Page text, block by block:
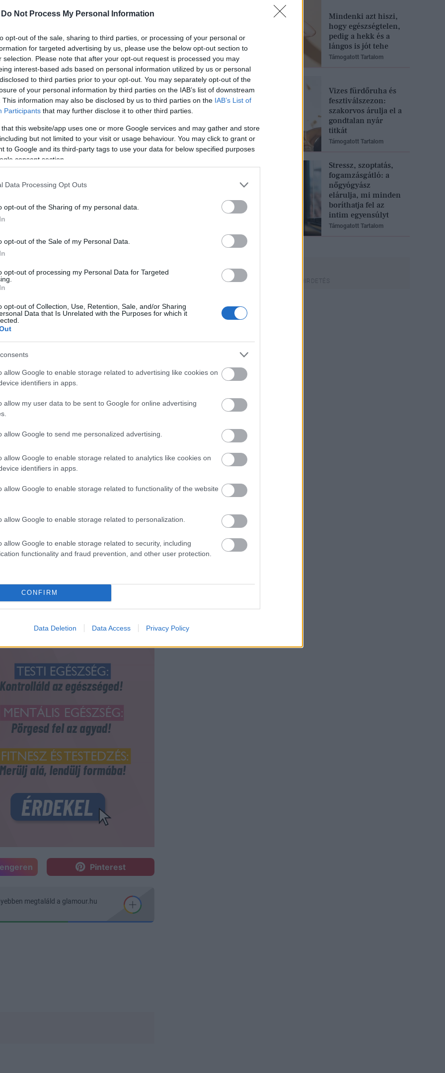
Do Not Process My Personal Information
opt-out of the sale, sharing to third parties, or processing of your personal or
for targeted advertising by us, please use the below opt-out section to
selection. Please note that after your opt-out request is processed you may
interest-based ads based on personal information utilized by us or personal
to third parties prior to your opt-out. You may separately opt-out of the
of your personal information by third parties on the IAB’s list of downstream
This information may also be disclosed by us to third parties on the IAB’s List of
Participants that may further disclose it to other third parties.
that this website/app uses one or more Google services and may gather and store
but not limited to your visit or usage behaviour. You may click to grant or
to Google and its third-party tags to use your data for below specified purposes
consent section.
Data Processing Opt Outs
opt-out of the Sharing of my personal data.
opt-out of the Sale of my Personal Data.
opt-out of processing my Personal Data for Targeted
opt-out of Collection, Use, Retention, Sale, and/or Sharing
Data that Is Unrelated with the Purposes for which it
allow Google to enable storage related to advertising like cookies on
identifiers in apps.
allow my user data to be sent to Google for online advertising
allow Google to send me personalized advertising.
allow Google to enable storage related to analytics like cookies on
identifiers in apps.
allow Google to enable storage related to functionality of the website
allow Google to enable storage related to personalization.
allow Google to enable storage related to security, including
functionality and fraud prevention, and other user protection.
CONFIRM
Data Deletion Data Access Privacy Policy
a szakmai teljesítményed alapján
aki mer más lenni, mint az
az elején tisztázzátok a
át kell gondolnod a
sokkal sikeresebb lehetsz, mint
amit a szexualitásod köré
az érzelmek elködösítsék
nélkül meg tudja fogalmazni, mi
szívesebben hagyatkozik a
a tudatot, hogy tetszel
és a sorban állás ma
a nagy Ővel, gondold végig, vajon
úgy vele, akár egy jó baráttal!
együttélés közelebb visz benneteket
élvezettel zsebelheted be a
értékes információhoz juthatsz,
előmeneteled szempontjából
kereskedelmi reklámok áradata zúdul
de ne hagyd magad
a megszokott dolgokon, de a
a hátad közepére kívánod a
nem szabad megkérdezni tőle,
kapsz, nem kell elutasítástól
Pinterest
megtaláld a glamour.hu
Mindenki azt hiszi,
hogy egészségtelen,
pedig a hekk és a
lángos is jót tehe
Támogatott Tartalom
Vizes fürdőruha és
fesztiválszezon:
szakorvos árulja el a
gondtalan nyár
titkát
Támogatott Tartalom
Stressz, szoptatás,
fogamzásgátló: a
nőgyógyász
elárulja, mi minden
boríthatja fel az
intim egyensúlyt
Támogatott Tartalom